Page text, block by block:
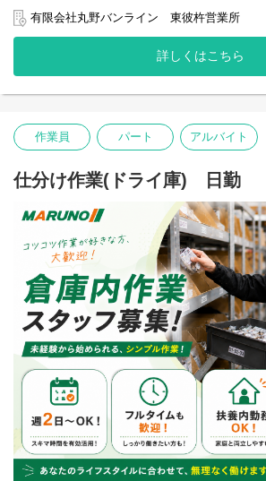
使用するのは大型車としては比較的扱いやす
荷物の積み下ろしにはカゴ台車を使用する
勤務時間は3:00～12:00。昼過ぎには業務を
の時間も大切にしながら働けます。
地元で長く働きたい方、大型ドライバーとし
有限会社丸野バンライン 東彼杵営業所
詳しくはこちら
作業員 パート アルバイト
仕分け作業(ドライ庫) 日勤